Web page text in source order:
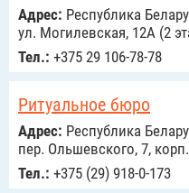
Адрес: Республика
ул. Могилевская, 12А (2
Тел.: +375 29 106-78-78
Ритуальное бюро
Адрес: Республика
пер. Ольшевского, 7,
Тел.: +375 (29) 918-0-173